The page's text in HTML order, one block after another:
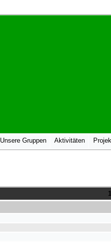
Unsere Gruppen Aktivitäten